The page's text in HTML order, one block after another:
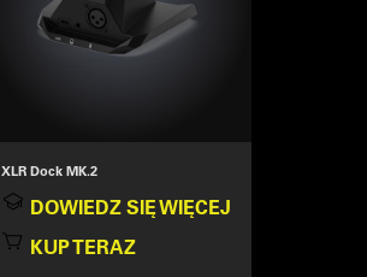
XLR Dock MK.2
DOWIEDZ SIĘ WIĘCEJ
KUP TERAZ